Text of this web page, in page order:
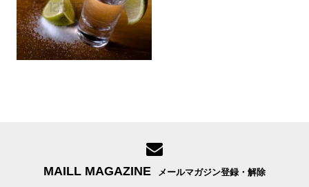
MAILL MAGAZINE メールマガジン登録・解除